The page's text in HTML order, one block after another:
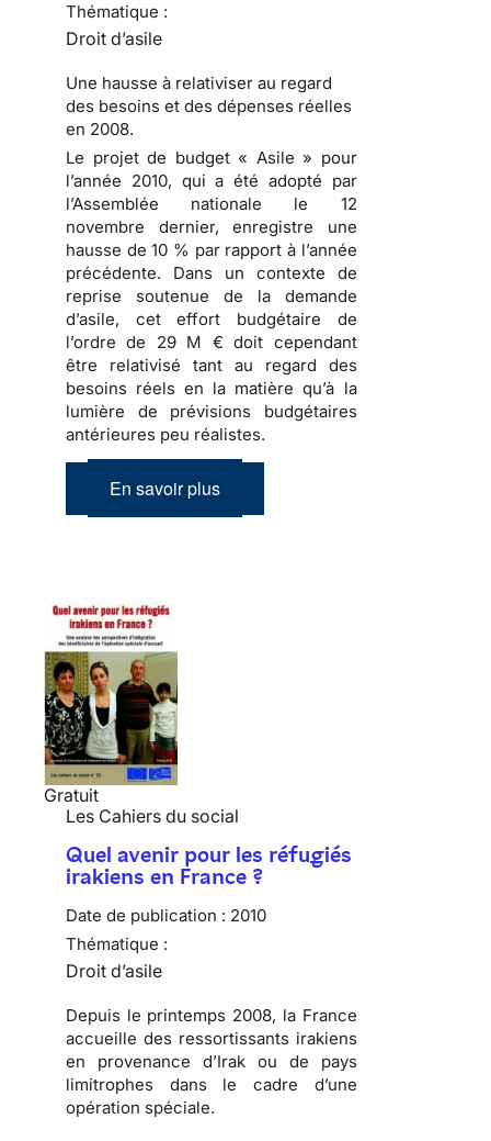
Thématique :
Droit d’asile
Une hausse à relativiser au regard
des besoins et des dépenses réelles
en 2008.
Le projet de budget « Asile » pour
l’année 2010, qui a été adopté par
l’Assemblée nationale le 12
novembre dernier, enregistre une
hausse de 10 % par rapport à l’année
précédente. Dans un contexte de
reprise soutenue de la demande
d’asile, cet effort budgétaire de
l’ordre de 29 M € doit cependant
être relativisé tant au regard des
besoins réels en la matière qu’à la
lumière de prévisions budgétaires
antérieures peu réalistes.
En savoir plus
Gratuit
Les Cahiers du social
Quel avenir pour les réfugiés
irakiens en France ?
Date de publication : 2010
Thématique :
Droit d’asile
Depuis le printemps 2008, la France
accueille des ressortissants irakiens
en provenance d’Irak ou de pays
limitrophes dans le cadre d’une
opération spéciale.